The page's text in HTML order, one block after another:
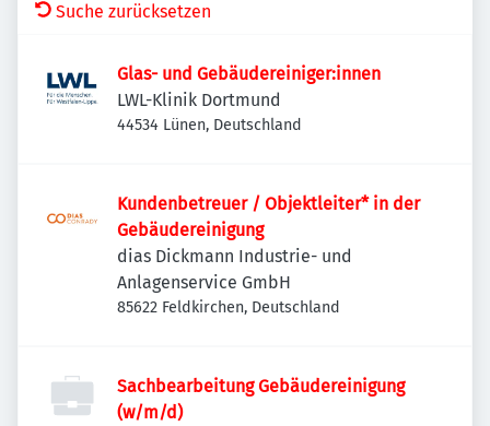
Suche zurücksetzen
Glas- und Gebäudereiniger:innen
LWL-Klinik Dortmund
44534 Lünen, Deutschland
Kundenbetreuer / Objektleiter* in der
Gebäudereinigung
dias Dickmann Industrie- und
Anlagenservice GmbH
85622 Feldkirchen, Deutschland
Sachbearbeitung Gebäudereinigung
(w/m/d)